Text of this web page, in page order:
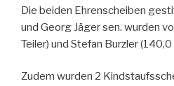
Die beiden Ehrenscheiben
und Georg Jäger sen. wurden
Teiler) und Stefan Burzler
Zudem wurden 2